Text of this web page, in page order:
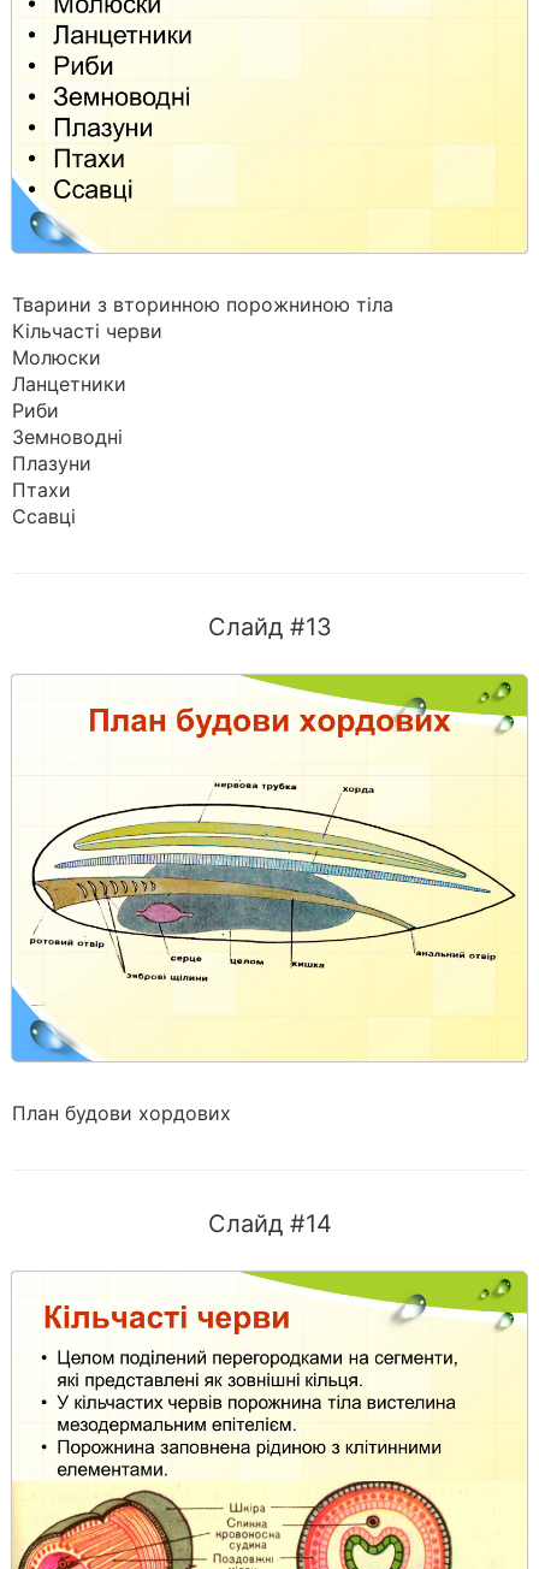
Тварини з вторинною порожниною тіла
Кільчасті черви
Молюски
Ланцетники
Риби
Земноводні
Плазуни
Птахи
Ссавці
Слайд #13
План будови хордових
Слайд #14